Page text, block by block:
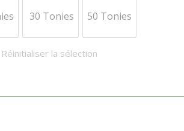
30 Tonies 50 Tonies
Réinitialiser la sélection